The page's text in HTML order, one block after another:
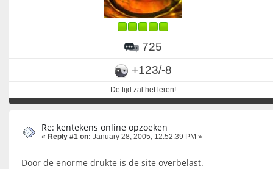
725
+123/-8
De tijd zal het leren!
Re: kentekens online opzoeken
« Reply #1 on: January 28, 2005, 12:52:39 PM »
Door de enorme drukte is de site overbelast.